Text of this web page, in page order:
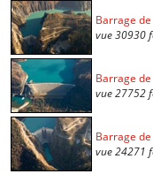
Barrage
vue 30930
Barrage
vue 27752
Barrage
vue 24271